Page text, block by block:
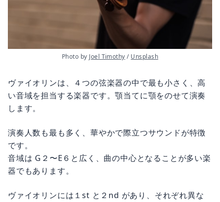
Photo by Joel Timothy / Unsplash
ヴァイオリンは、４つの弦楽器の中で最も小さく、高
い音域を担当する楽器です。顎当てに顎をのせて演奏
します。
演奏人数も最も多く、華やかで際立つサウンドが特徴
です。
音域は G２〜E６と広く、曲の中心となることが多い楽
器でもあります。
ヴァイオリンには１st と２nd があり、それぞれ異な